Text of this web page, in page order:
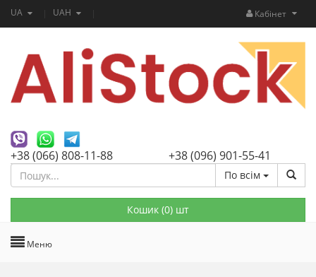
UA UAH Кабінет
+38 (066) 808-11-88 +38 (096) 901-55-41
По всім
Кошик (0) шт
Меню